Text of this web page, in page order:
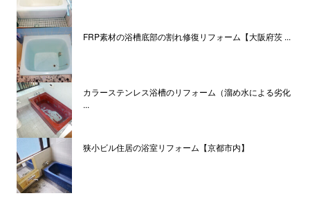
FRP素材の浴槽底部の割れ修復リフォーム【大阪府茨 ...
カラーステンレス浴槽のリフォーム（溜め水による劣化
...
狭小ビル住居の浴室リフォーム【京都市内】